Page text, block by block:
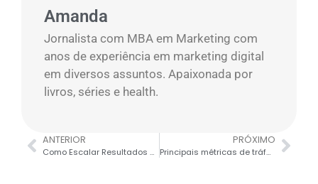
Amanda
Jornalista com MBA em Marketing com
anos de experiência em marketing digital
em diversos assuntos. Apaixonada por
livros, séries e health.
ANTERIOR
Como Escalar Resultados com Google Ads e Meta Ads
PRÓXIMO
Principais métricas de tráfego pago: CPC, CPA, ROAS e CTR